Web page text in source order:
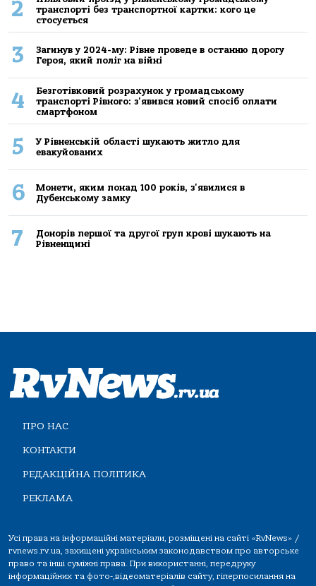
2
транспорті без транспортної картки: кого це
стосується
3
Загинув у 2024-му: Рівне проведе в останню дорогу
Героя, який поліг на війні
4
Безготівковий розрахунок у громадському
транспорті Рівного: з'явився новий спосіб оплати
смартфоном
5
У Рівненській області шукають житло для
евакуйованих
6
Монети, яким понад 100 років, з'явилися в
Дубенському замку
7
Донорів першої та другої груп крові шукають на
Рівненщині
ПРО НАС
КОНТАКТИ
РЕДАКЦІЙНА ПОЛІТИКА
РЕКЛАМА
Усі права на інформаційні матеріали, розміщені на сайті «RvNews» /
rvnews.rv.ua, захищені українським законодавством про авторське
право та інші суміжні права. При використанні, передруку
інформаційних та фото-,відеоматеріалів сайту, гіперпосилання на